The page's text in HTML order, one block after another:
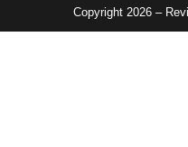
Copyright 2026 –